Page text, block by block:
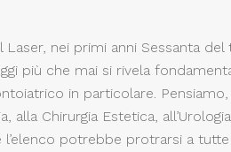
Laser, nei primi anni Sessanta
più che mai si rivela
in particolare. Pensiamo,
alla Chirurgia Estetica,
l’elenco potrebbe protrarsi a